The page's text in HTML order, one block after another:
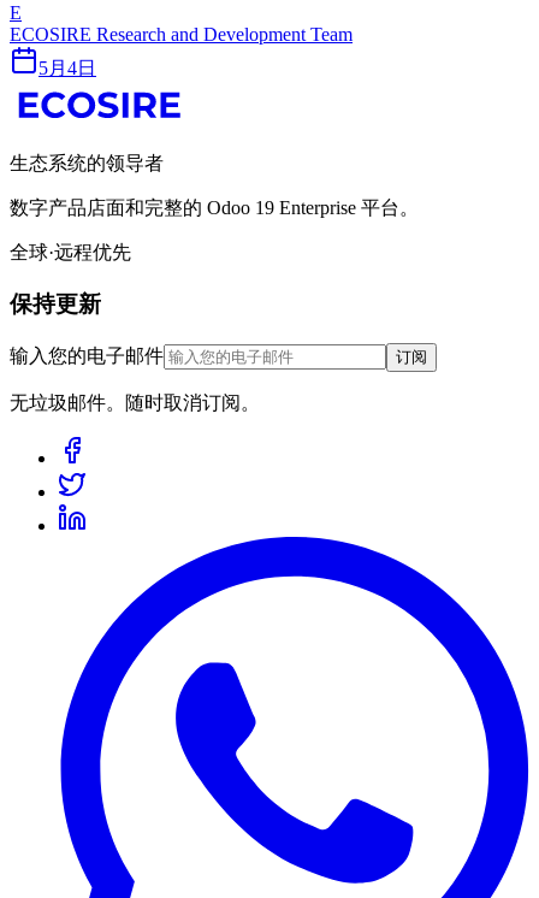
E
ECOSIRE Research and Development Team
5月4日
生态系统的领导者
数字产品店面和完整的 Odoo 19 Enterprise 平台。
全球·远程优先
保持更新
输入您的电子邮件 订阅
无垃圾邮件。随时取消订阅。